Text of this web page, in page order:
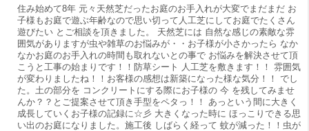
住み始めて8年 元々天然芝だったお庭のお手入れが大変でまだまだ お
子様もお庭で遊ぶ年齢なので思い切って人工芝にしてお庭でたくさん
遊びたい とご相談を頂きました。 天然芝には 自然な感じの素敵な雰
囲気がありますが虫や雑草のお悩みが・・お子様が小さかったら なか
なかお庭のお手入れの時間も取れないとの事で お悩みを解決させて頂
こうと工事の始まりです！！防草シート 人工芝を敷きます！！ 雰囲気
が変わりましたね！！お客様の感想は新築になった様な気分！！ でし
た。土の部分を コンクリートにする際にお子様の 今 を残してみませ
んか？？とご提案させて頂き手型をペタっ！！ あっという間に大きく
成長していくお子様の記録に☆彡 大きくなった時に ほっこりできる思
い出のお庭になりました。施工後 しばらく経って 蚊が減った！！虫が